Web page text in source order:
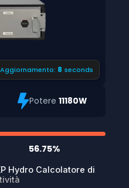
Aggiornamento: 7 seconds
Potere 11180W
56.75%
Hydro Calcolatore di